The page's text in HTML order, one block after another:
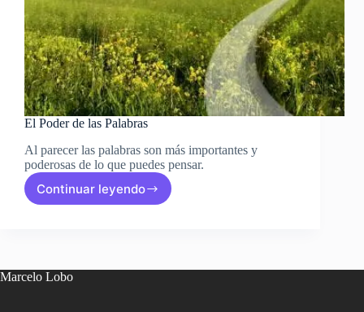
El Poder de las Palabras
Al parecer las palabras son más importantes y
poderosas de lo que puedes pensar.
Continuar leyendo
El
Marcelo Lobo